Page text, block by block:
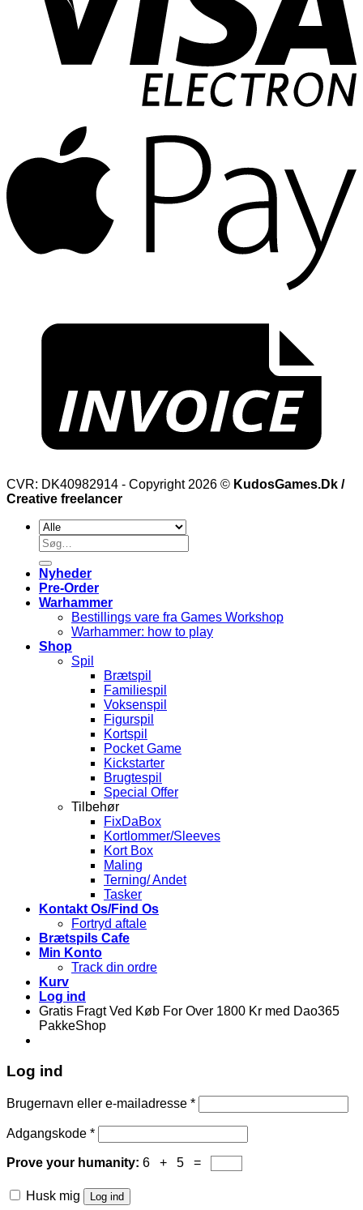
CVR: DK40982914 - Copyright 2026 © KudosGames.Dk /
Creative freelancer
Søg
efter:
Nyheder
Pre-Order
Warhammer
Bestillings vare fra Games Workshop
Warhammer: how to play
Shop
Spil
Brætspil
Familiespil
Voksenspil
Figurspil
Kortspil
Pocket Game
Kickstarter
Brugtespil
Special Offer
Tilbehør
FixDaBox
Kortlommer/Sleeves
Kort Box
Maling
Terning/ Andet
Tasker
Kontakt Os/Find Os
Fortryd aftale
Brætspils Cafe
Min Konto
Track din ordre
Kurv
Log ind
Gratis Fragt Ved Køb For Over 1800 Kr med Dao365
PakkeShop
Log ind
Brugernavn eller e-mailadresse *
Adgangskode *
Prove your humanity: 6 + 5 =
Husk mig Log ind